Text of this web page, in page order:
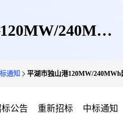
240MWh
通知 平湖市独山港120MW/
公告 重新招标 中标通知